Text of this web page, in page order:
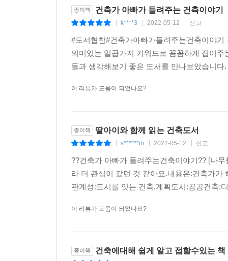
종이책 건축가 아빠가 들려주는 건축이야기
k****3 2022-05-12 신고
#도서협찬#건축가아빠가들려주는건축이야
의미있는 일곱가지 키워드로 꼼꼼하게 집어
들과 생각해보기 좋은 도서를 만나보았습니
이 리뷰가 도움이 되었나요?
종이책 딸아이와 함께 읽는 건축도서
s******m 2022-05-12 신고
??건축가 아빠가 들려주는건축이야기?? [나
라 더 관심이 갔던 것 같아요.내용은:건축가
관계성:도시를 잇는 건축,계획도시:공공건축:
이 리뷰가 도움이 되었나요?
종이책 건축에대해 쉽게 알고 접할수있는 책